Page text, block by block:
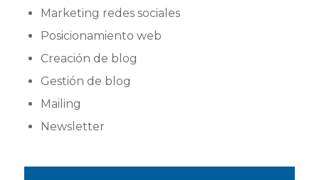
Marketing redes sociales
Posicionamiento web
Creación de blog
Gestión de blog
Mailing
Newsletter